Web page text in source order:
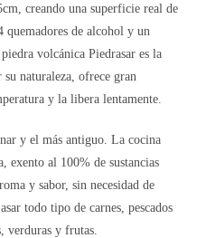
creando una superficie real de
de alcohol y un
volcánica Piedrasar es la
naturaleza, ofrece gran
y la libera lentamente.
y el más antiguo. La cocina
exento al 100% de sustancias
y sabor, sin necesidad de
todo tipo de carnes, pescados
verduras y frutas.